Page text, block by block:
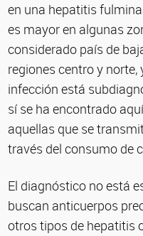
en una hepatitis
es mayor en algunas
considerado país de
regiones centro y
infección está
sí se ha encontrado
aquellas que se
través del consumo de
El diagnóstico no está
buscan anticuerpos
otros tipos de hepatitis